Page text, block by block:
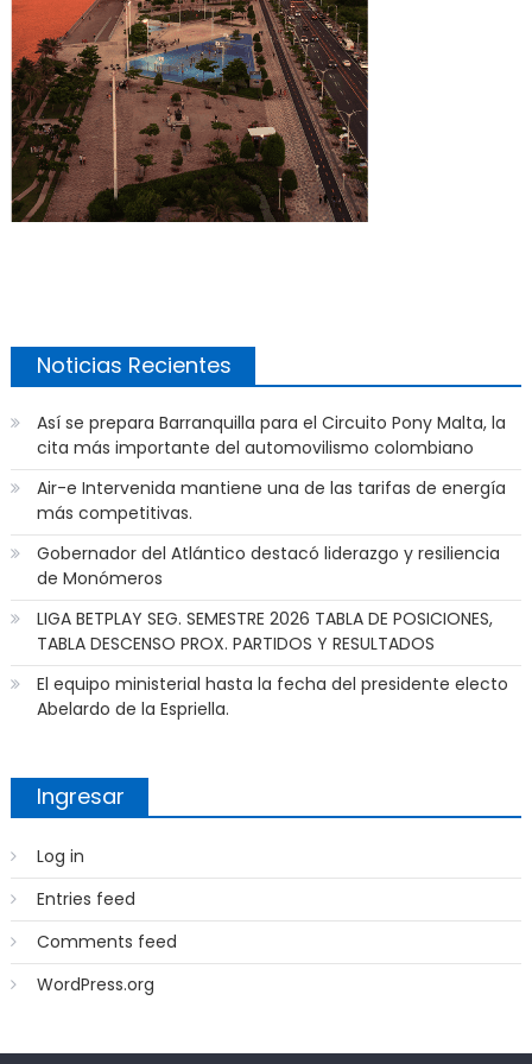
Noticias Recientes
Así se prepara Barranquilla para el Circuito Pony Malta, la
cita más importante del automovilismo colombiano
Air-e Intervenida mantiene una de las tarifas de energía
más competitivas.
Gobernador del Atlántico destacó liderazgo y resiliencia
de Monómeros
LIGA BETPLAY SEG. SEMESTRE 2026 TABLA DE POSICIONES,
TABLA DESCENSO PROX. PARTIDOS Y RESULTADOS
El equipo ministerial hasta la fecha del presidente electo
Abelardo de la Espriella.
Ingresar
Log in
Entries feed
Comments feed
WordPress.org